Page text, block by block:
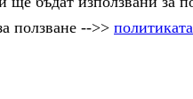
ползване -->>